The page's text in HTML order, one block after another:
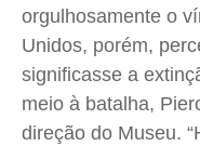
orgulhosamente o
Unidos, porém,
significasse a
meio à batalha,
direção do Museu.